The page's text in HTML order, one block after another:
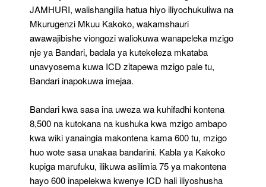
JAMHURI, walishangilia hatua hiyo iliyochukuliwa na
Mkurugenzi Mkuu Kakoko, wakamshauri
awawajibishe viongozi waliokuwa wanapeleka mzigo
nje ya Bandari, badala ya kutekeleza mkataba
unavyosema kuwa ICD zitapewa mzigo pale tu,
Bandari inapokuwa imejaa.
Bandari kwa sasa ina uweza wa kuhifadhi kontena
8,500 na kutokana na kushuka kwa mzigo ambapo
kwa wiki yanaingia makontena kama 600 tu, mzigo
huo wote sasa unakaa bandarini. Kabla ya Kakoko
kupiga marufuku, ilikuwa asilimia 75 ya makontena
hayo 600 inapelekwa kwenye ICD hali iliyoshusha